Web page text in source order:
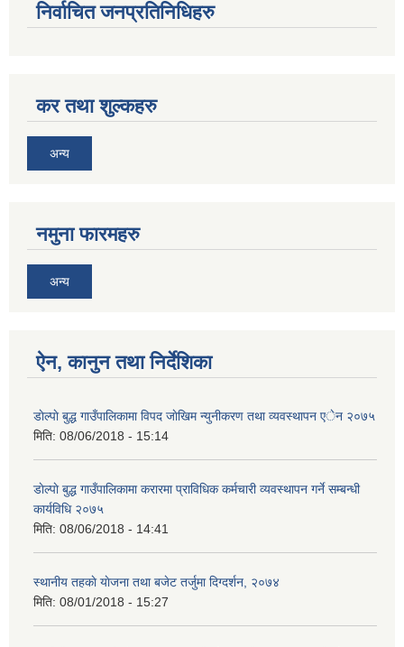
निर्वाचित जनप्रतिनिधिहरु
कर तथा शुल्कहरु
अन्य
नमुना फारमहरु
अन्य
ऐन, कानुन तथा निर्देशिका
डाेल्पाे बुद्ध गाउँपालिकामा विपद जाेखिम न्युनीकरण तथा व्यवस्थापन एेन २०७५
मिति: 08/06/2018 - 15:14
डाेल्पाे बुद्ध गाउँपालिकामा करारमा प्राविधिक कर्मचारी व्यवस्थापन गर्ने सम्बन्धी
कार्यविधि २०७५
मिति: 08/06/2018 - 14:41
स्थानीय तहकाे याेजना तथा बजेट तर्जुमा दिग्दर्शन, २०७४
मिति: 08/01/2018 - 15:27